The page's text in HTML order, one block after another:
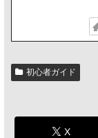
初心者ガイド
X